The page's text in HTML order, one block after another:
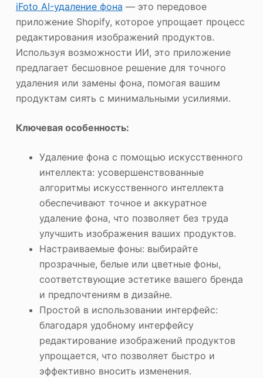
iFoto AI-удаление фона — это передовое
приложение Shopify, которое упрощает процесс
редактирования изображений продуктов.
Используя возможности ИИ, это приложение
предлагает бесшовное решение для точного
удаления или замены фона, помогая вашим
продуктам сиять с минимальными усилиями.
Ключевая особенность:
Удаление фона с помощью искусственного
интеллекта: усовершенствованные
алгоритмы искусственного интеллекта
обеспечивают точное и аккуратное
удаление фона, что позволяет без труда
улучшить изображения ваших продуктов.
Настраиваемые фоны: выбирайте
прозрачные, белые или цветные фоны,
соответствующие эстетике вашего бренда
и предпочтениям в дизайне.
Простой в использовании интерфейс:
благодаря удобному интерфейсу
редактирование изображений продуктов
упрощается, что позволяет быстро и
эффективно вносить изменения.